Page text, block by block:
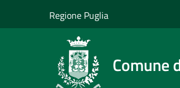
Regione Puglia
Comune